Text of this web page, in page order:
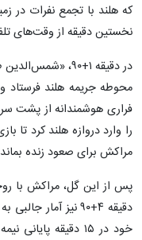
که هلند با تجمع نفرات در
نخستین دقیقه از وقت‌های
در دقیقه ۱+۹۰،
محوطه جریمه هلند
فراری هوشمندانه از پشت
را وارد دروازه هلند کرد
مراکش برای صعود زنده
پس از این گل، مراکش با
دقیقه ۴+۹۰ نیز
خود در ۱۵ دقیقه